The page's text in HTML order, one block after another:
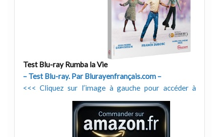
Test Blu-ray Rumba la Vie
– Test Blu-ray. Par Blurayenfrançais.com –
<<< Cliquez sur l’image à gauche pour accéder à